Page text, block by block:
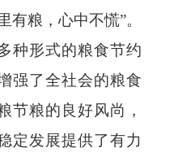
有粮，心中不慌”。
种形式的粮食节约
强了全社会的粮食
节粮的良好风尚，
定发展提供了有力